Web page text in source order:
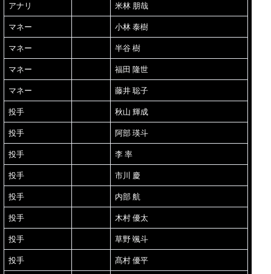
アナリ 米林 朋哉
マネー 小林 泰樹
マネー 半谷 樹
マネー 福田 隆世
マネー 藤井 聡子
投手 秋山 輝成
投手 阿部 瑛斗
投手 李 率
投手 市川 慶
投手 内部 航
投手 木村 優太
投手 草野 颯斗
投手 髙村 優平